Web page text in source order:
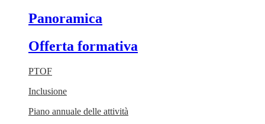
Panoramica
Offerta formativa
PTOF
Inclusione
Piano annuale delle attività